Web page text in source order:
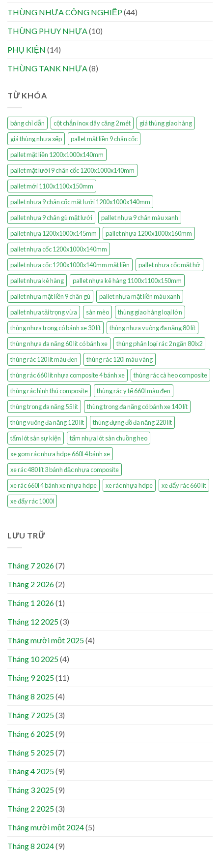
THÙNG NHỰA CÔNG NGHIỆP(44)
THÙNG PHUY NHỰA(10)
PHỤ KIỆN (14)
THÙNG TANK NHỰA(8)
TỪ KHÓA
bảng chỉ dẫn cột chắn inox dây căng 2 mét
giá thùng giao hàng
giá thùng nhựa xếp
pallet mặt liền 9 chân cốc
pallet mặt liền 1200x1000x140mm
pallet mặt lưới 9 chân cốc 1200x1000x140mm
pallet mới 1100x1100x150mm
pallet nhựa 9 chân cốc mặt lưới 1200x1000x140mm
pallet nhựa 9 chân gù mặt lưới
pallet nhựa 9 chân màu xanh
pallet nhựa 1200x1000x145mm
pallet nhựa 1200x1000x160mm
pallet nhựa cốc 1200x1000x140mm
pallet nhựa cốc 1200x1000x140mm mặt liền
pallet nhựa cốc mặt hở
pallet nhựa kê hàng
pallet nhựa kê hàng 1100x1100x150mm
pallet nhựa mặt liền 9 chân gù
pallet nhựa mặt liền màu xanh
pallet nhựa tải trọng vừa
sàn mèo
thùng giao hàng loại lớn
thùng nhựa trong có bánh xe 30 lít
thùng nhựa vuông đa năng 80 lít
thùng nhựa đa năng 60 lít có bánh xe
thùng phân loại rác 2 ngăn 80lx2
thùng rác 120 lít màu đen
thùng rác 120l màu vàng
thùng rác 660 lít nhựa composite 4 bánh xe
thùng rác cà heo composite
thùng rác hình thú composite
thùng rác y tế 660l màu đen
thùng trong đa năng 55 lít
thùng trong đa năng có bánh xe 140 lít
thùng vuông đa năng 120 lít
thùng đựng đồ đa năng 220 lít
tấm lót sàn sự kiện
tấm nhựa lót sàn chuồng heo
xe gom rác nhựa hdpe 660l 4 bánh xe
xe rác 480 lít 3 bánh đặc nhựa composite
xe rác 660l 4 bánh xe nhựa hdpe
xe rác nhựa hdpe
xe đẩy rác 660 lít
xe đẩy rác 1000l
LƯU TRỮ
Tháng 7 2026(7)
Tháng 2 2026(2)
Tháng 1 2026(1)
Tháng 12 2025(3)
Tháng mười một 2025(4)
Tháng 10 2025(4)
Tháng 9 2025(11)
Tháng 8 2025(4)
Tháng 7 2025(3)
Tháng 6 2025(9)
Tháng 5 2025(7)
Tháng 4 2025(9)
Tháng 3 2025(9)
Tháng 2 2025(3)
Tháng mười một 2024(5)
Tháng 8 2024(9)